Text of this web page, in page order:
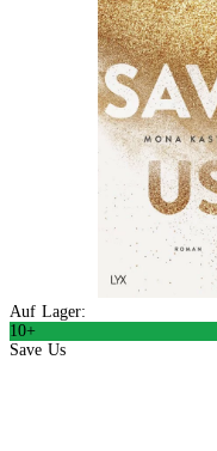
Auf Lager:
10+
Save Us